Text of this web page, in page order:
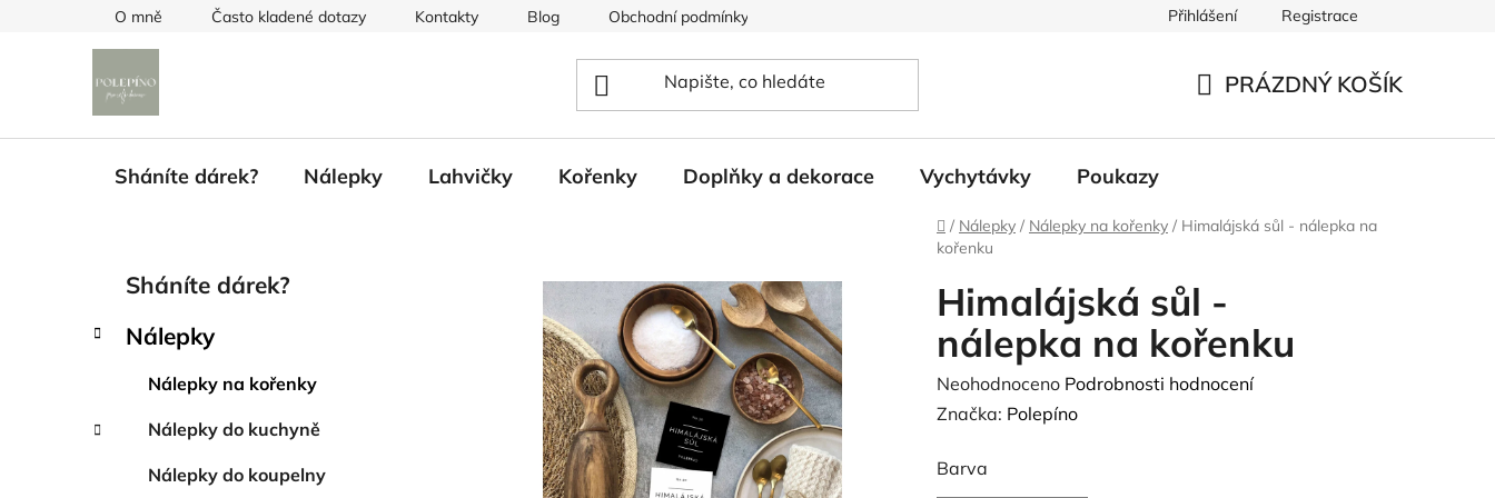
O mně Často kladené dotazy Kontakty Blog Obchodní podmínky Přihlášení Registrace
PRÁZDNÝ KOŠÍK
Sháníte dárek? Nálepky Lahvičky Kořenky Doplňky a dekorace Vychytávky Poukazy
Domů
/ Nálepky / Nálepky na kořenky / Himalájská sůl - nálepka na
kořenku
s
a
n
kategorie
e
i
Sháníte dárek?
Nálepky
Nálepky na kořenky
Nálepky do kuchyně
Nálepky do koupelny
Himalájská sůl -
nálepka na kořenku
Průměrné
hodnocení
je
Neohodnoceno Podrobnosti hodnocení
Značka: Polepíno
Barva